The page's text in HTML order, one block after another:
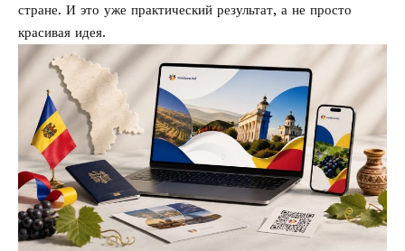
стране. И это уже практический результат, а не просто
красивая идея.